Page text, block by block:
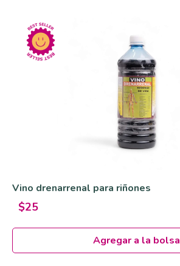
Vino drenarrenal para riñones
$25
Agregar a la bolsa